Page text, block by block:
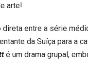
arte!
direta entre a série
da Suíça para a
é um drama grupal,